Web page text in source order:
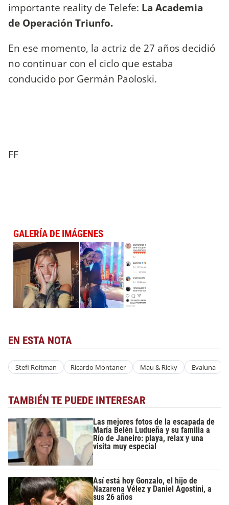
importante reality de Telefe: La Academia
de Operación Triunfo.
En ese momento, la actriz de 27 años decidió
no continuar con el ciclo que estaba
conducido por Germán Paoloski.
FF
GALERÍA DE IMÁGENES
EN ESTA NOTA
Stefi Roitman Ricardo Montaner Mau & Ricky Evaluna
TAMBIÉN TE PUEDE INTERESAR
Las mejores fotos de la escapada de
María Belén Ludueña y su familia a
Río de Janeiro: playa, relax y una
visita muy especial
Así está hoy Gonzalo, el hijo de
Nazarena Vélez y Daniel Agostini, a
sus 26 años